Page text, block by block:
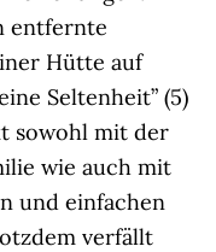
entfernte
Hütte auf
Seltenheit” (5)
sowohl mit der
wie auch mit
und einfachen
verfällt